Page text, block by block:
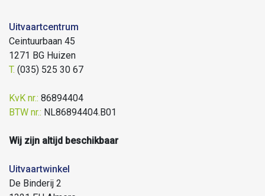
Uitvaartcentrum
Ceintuurbaan 45
1271 BG Huizen
T. (035) 525 30 67
KvK nr.: 86894404
BTW nr.: NL86894404.B01
Wij zijn altijd beschikbaar
Uitvaartwinkel
De Binderij 2